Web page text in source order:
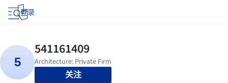
登录
关注